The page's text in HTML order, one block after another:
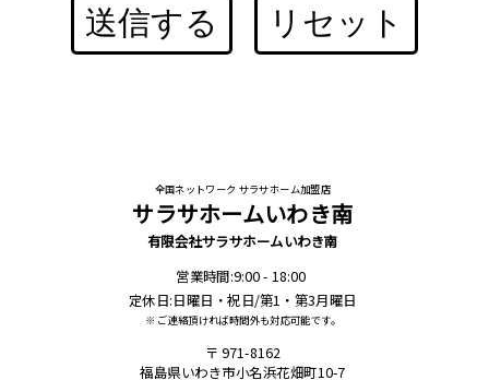
送信する リセット
全国ネットワーク サラサホーム加盟店
サラサホームいわき南
有限会社サラサホームいわき南
営業時間:9:00 - 18:00
定休日:日曜日・祝日/第1・第3月曜日
※ ご連絡頂ければ時間外も対応可能です。
971-8162
福島県いわき市小名浜花畑町10-7